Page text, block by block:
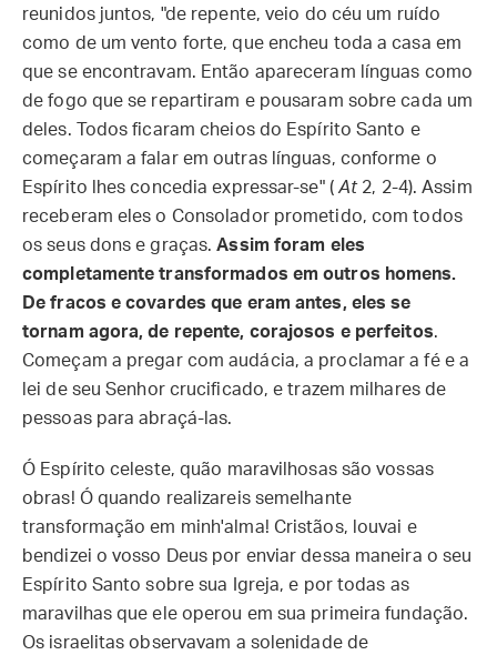
reunidos juntos, "de repente, veio do céu um ruído
como de um vento forte, que encheu toda a casa em
que se encontravam. Então apareceram línguas como
de fogo que se repartiram e pousaram sobre cada um
deles. Todos ficaram cheios do Espírito Santo e
começaram a falar em outras línguas, conforme o
Espírito lhes concedia expressar-se" ( At2, 2-4). Assim
receberam eles o Consolador prometido, com todos
os seus dons e graças.Assim foram eles
completamente transformados em outros homens.
De fracos e covardes que eram antes, eles se
tornam agora, de repente, corajosos e perfeitos.
Começam a pregar com audácia, a proclamar a fé e a
lei de seu Senhor crucificado, e trazem milhares de
pessoas para abraçá-las.
Ó Espírito celeste, quão maravilhosas são vossas
obras! Ó quando realizareis semelhante
transformação em minh'alma! Cristãos, louvai e
bendizei o vosso Deus por enviar dessa maneira o seu
Espírito Santo sobre sua Igreja, e por todas as
maravilhas que ele operou em sua primeira fundação.
Os israelitas observavam a solenidade de